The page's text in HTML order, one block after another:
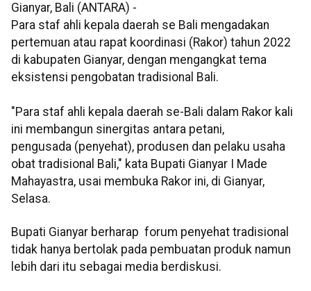
Gianyar, Bali (ANTARA) -
Para staf ahli kepala daerah se Bali mengadakan
pertemuan atau rapat koordinasi (Rakor) tahun 2022
di kabupaten Gianyar, dengan mengangkat tema
eksistensi pengobatan tradisional Bali.
"Para staf ahli kepala daerah se-Bali dalam Rakor kali
ini membangun sinergitas antara petani,
pengusada (penyehat), produsen dan pelaku usaha
obat tradisional Bali," kata Bupati Gianyar I Made
Mahayastra, usai membuka Rakor ini, di Gianyar,
Selasa.
Bupati Gianyar berharap forum penyehat tradisional
tidak hanya bertolak pada pembuatan produk namun
lebih dari itu sebagai media berdiskusi.